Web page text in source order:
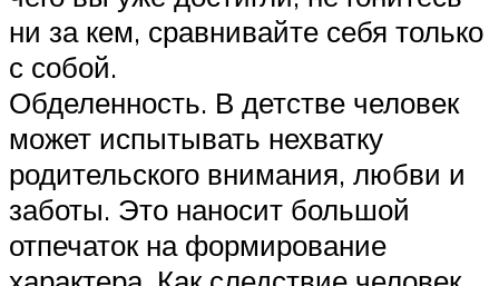
ни за кем, сравнивайте себя только
с собой.
Обделенность. В детстве человек
может испытывать нехватку
родительского внимания, любви и
заботы. Это наносит большой
отпечаток на формирование